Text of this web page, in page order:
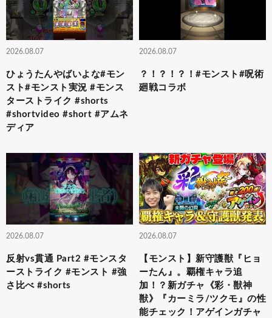
2026.08.07
ひょうたんやばいよな#モン
スト#モンスト実況 #モンス
ターストライク #shorts
#shortvideo #short #アムネ
ディア
2026.08.07
？！？！？！#モンスト#呪術
廻戦コラボ
2026.08.07
反射vs貫通 Part2 #モンスタ
ーストライク #モンスト #強
さ比べ #shorts
2026.08.07
【モンスト】新守護獣『ヒョ
ーたん』。覇権キャラ追
加！？新ガチャ《彩・獣神
獣》『カーミラ/ツクモ』の性
能チェック！アゲインガチャ